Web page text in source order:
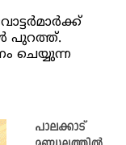
പുറത്ത്.
ചെയ്യുന്ന
പാലക്കാട്